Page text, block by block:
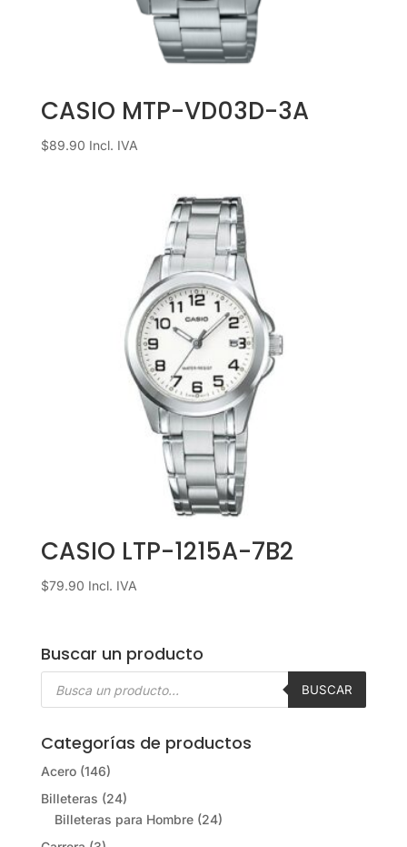
CASIO MTP-VD03D-3A
$89.90 Incl. IVA
CASIO LTP-1215A-7B2
$79.90 Incl. IVA
Buscar un producto
Búsqueda
BUSCAR
Categorías de productos
Acero (146)
Billeteras (24)
Billeteras para Hombre (24)